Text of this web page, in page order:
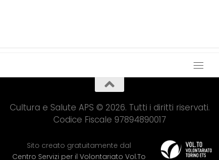
Cultura e Salute APS © 2026. Tutti i diritti riservati.
Codice Fiscale 97894890017
Sito creato gratuitamente dal
Centro Servizi per il Volontariato Vol.To